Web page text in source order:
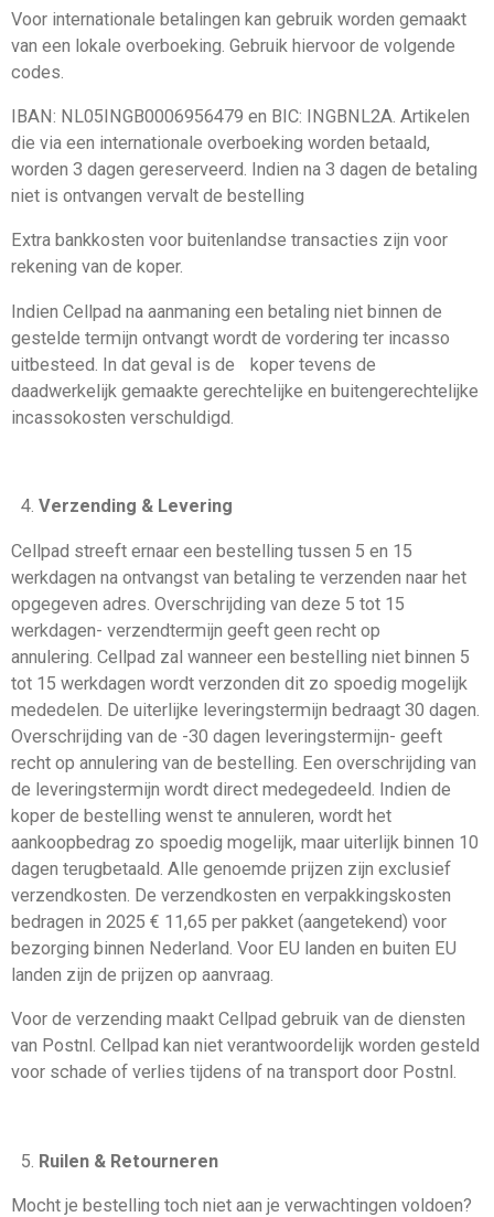
Voor internationale betalingen kan gebruik worden gemaakt
van een lokale overboeking. Gebruik hiervoor de volgende
codes.
IBAN: NL05INGB0006956479 en BIC: INGBNL2A. Artikelen
die via een internationale overboeking worden betaald,
worden 3 dagen gereserveerd. Indien na 3 dagen de betaling
niet is ontvangen vervalt de bestelling
Extra bankkosten voor buitenlandse transacties zijn voor
rekening van de koper.
Indien Cellpad na aanmaning een betaling niet binnen de
gestelde termijn ontvangt wordt de vordering ter incasso
uitbesteed. In dat geval is de koper tevens de
daadwerkelijk gemaakte gerechtelijke en buitengerechtelijke
incassokosten verschuldigd.
Verzending & Levering
Cellpad streeft ernaar een bestelling tussen 5 en 15
werkdagen na ontvangst van betaling te verzenden naar het
opgegeven adres. Overschrijding van deze 5 tot 15
werkdagen- verzendtermijn geeft geen recht op
annulering. Cellpad zal wanneer een bestelling niet binnen 5
tot 15 werkdagen wordt verzonden dit zo spoedig mogelijk
mededelen. De uiterlijke leveringstermijn bedraagt 30 dagen.
Overschrijding van de -30 dagen leveringstermijn- geeft
recht op annulering van de bestelling. Een overschrijding van
de leveringstermijn wordt direct medegedeeld. Indien de
koper de bestelling wenst te annuleren, wordt het
aankoopbedrag zo spoedig mogelijk, maar uiterlijk binnen 10
dagen terugbetaald. Alle genoemde prijzen zijn exclusief
verzendkosten. De verzendkosten en verpakkingskosten
bedragen in 2025 € 11,65 per pakket (aangetekend) voor
bezorging binnen Nederland. Voor EU landen en buiten EU
landen zijn de prijzen op aanvraag.
Voor de verzending maakt Cellpad gebruik van de diensten
van Postnl. Cellpad kan niet verantwoordelijk worden gesteld
voor schade of verlies tijdens of na transport door Postnl.
Ruilen & Retourneren
Mocht je bestelling toch niet aan je verwachtingen voldoen?